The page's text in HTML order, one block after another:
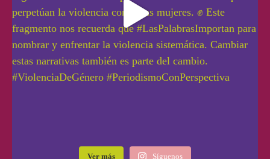
Ver más Síguenos